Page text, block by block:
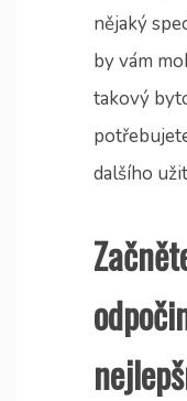
nějaký
by vám
takový
dalšího